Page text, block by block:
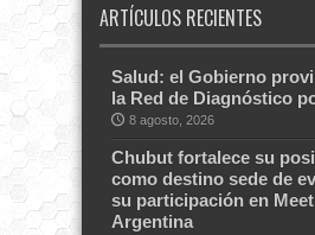
ARTÍCULOS RECIENTES
Salud: el Gobierno
la Red de Diagnóstico
8 agosto, 2026
Chubut fortalece su
como destino sede de
su participación en
Argentina